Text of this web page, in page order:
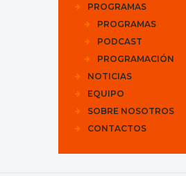
PROGRAMAS
PROGRAMAS
PODCAST
PROGRAMACIÓN
NOTICIAS
EQUIPO
SOBRE NOSOTROS
CONTACTOS